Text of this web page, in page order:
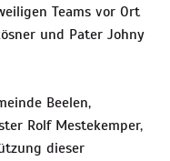
Teams vor Ort
und Pater Johny
Beelen,
Rolf Mestekemper,
dieser